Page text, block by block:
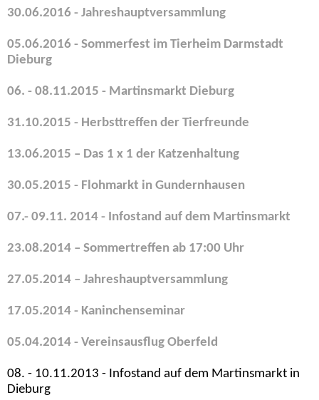
30.06.2016 - Jahreshauptversammlung
05.06.2016 - Sommerfest im Tierheim Darmstadt
Dieburg
06. - 08.11.2015 - Martinsmarkt Dieburg
31.10.2015 - Herbsttreffen der Tierfreunde
13.06.2015 – Das 1 x 1 der Katzenhaltung
30.05.2015 - Flohmarkt in Gundernhausen
07.- 09.11. 2014 - Infostand auf dem Martinsmarkt
23.08.2014 – Sommertreffen ab 17:00 Uhr
27.05.2014 – Jahreshauptversammlung
17.05.2014 - Kaninchenseminar
05.04.2014 - Vereinsausflug Oberfeld
08. - 10.11.2013 - Infostand auf dem Martinsmarkt in
Dieburg